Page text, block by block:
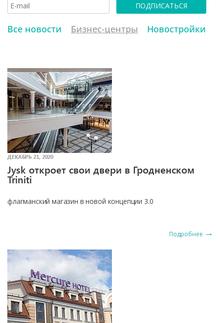
ПОДПИСАТЬСЯ
Все новости Бизнес-центры Новостройки
ДЕКАБРЬ 21, 2020
Jysk откроет свои двери в Гродненском
Triniti
флагманский магазин в новой концепции 3.0
Подробнее